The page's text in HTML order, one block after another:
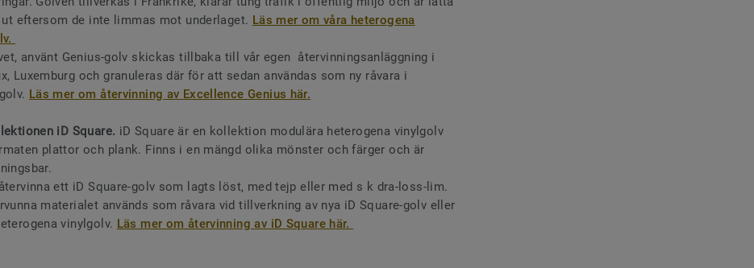
eftersom de inte limmas mot underlaget. Läs mer om våra heterogena
använt Genius-golv skickas tillbaka till vår egen återvinningsanläggning i
Luxemburg och granuleras där för att sedan användas som ny råvara i
Läs mer om återvinning av Excellence Genius här.
iD Square. iD Square är en kollektion modulära heterogena vinylgolv
plattor och plank. Finns i en mängd olika mönster och färger och är
ett iD Square-golv som lagts löst, med tejp eller med s k dra-loss-lim.
materialet används som råvara vid tillverkning av nya iD Square-golv eller
vinylgolv. Läs mer om återvinning av iD Square här.